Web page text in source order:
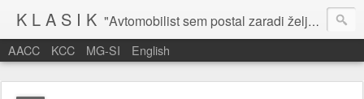
K L A S I K "Avtomobilist sem postal zaradi želje po potovanju in dejavnosti v prostem času." Baron Anton Codelli
AACC KCC MG-SI English